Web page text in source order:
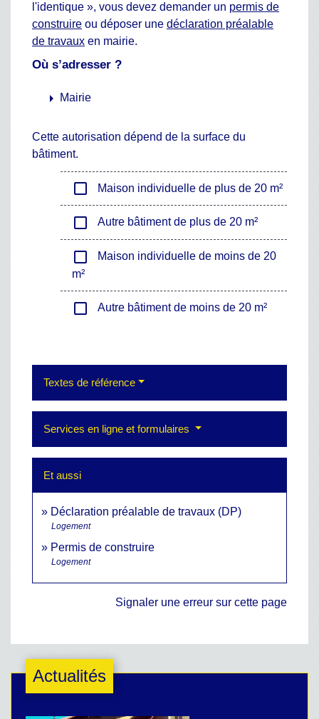
l'identique », vous devez demander un permis de
construire ou déposer une déclaration préalable
de travaux en mairie.
Où s’adresser ?
arrow_right Mairie
Cette autorisation dépend de la surface du
bâtiment.
check_box_outline_blank Maison individuelle de plus de 20 m²
check_box_outline_blank Autre bâtiment de plus de 20 m²
check_box_outline_blank
Maison individuelle de moins de 20
m²
check_box_outline_blank Autre bâtiment de moins de 20 m²
Textes de référence
Services en ligne et formulaires
Et aussi
Déclaration préalable de travaux (DP)
Logement
Permis de construire
Logement
Signaler une erreur sur cette page
Actualités